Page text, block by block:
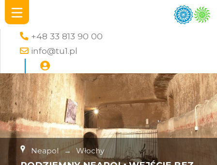
+48 33 813 90 00
info@tu1.pl
Neapol → Włochy